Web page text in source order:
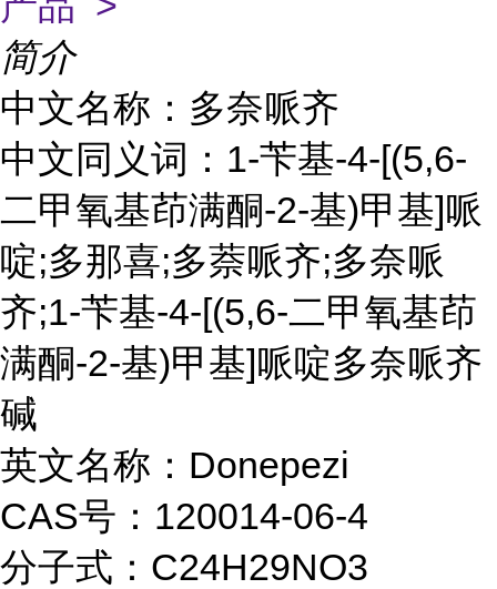
简介
中文名称：多奈哌齐
中文同义词：1-苄基-4-[(5,6-
二甲氧基茚满酮-2-基)甲基]哌
啶;多那喜;多萘哌齐;多奈哌
齐;1-苄基-4-[(5,6-二甲氧基茚
满酮-2-基)甲基]哌啶多奈哌齐
碱
英文名称：Donepezi
CAS号：120014-06-4
分子式：C24H29NO3